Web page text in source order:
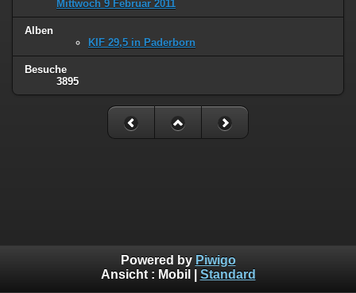
Mittwoch 9 Februar 2011
Alben
KIF 29,5 in Paderborn
Besuche
3895
Powered by Piwigo
Ansicht : Mobil Standard